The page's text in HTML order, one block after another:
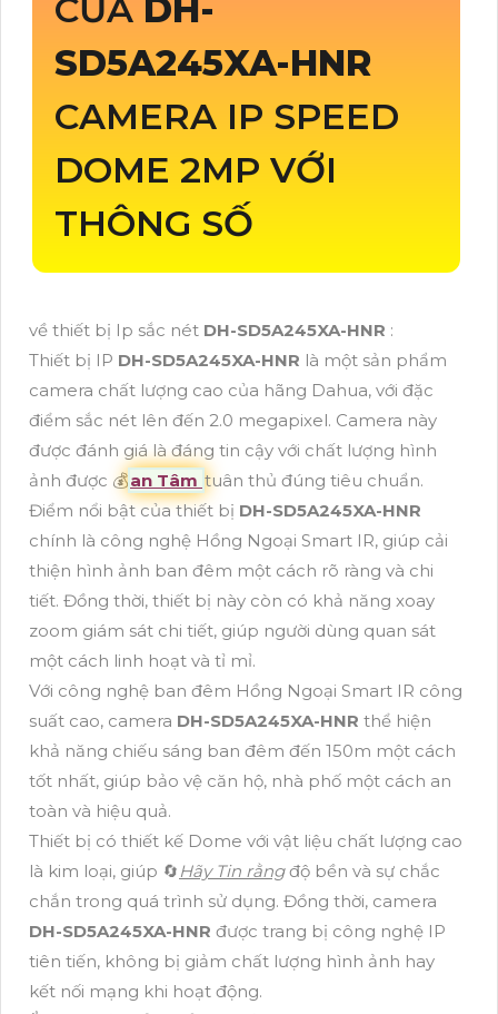
CỦA DH-
SD5A245XA-HNR
CAMERA IP SPEED
DOME 2MP VỚI
THÔNG SỐ
về thiết bị Ip sắc nét DH-SD5A245XA-HNR :
Thiết bị IP DH-SD5A245XA-HNR là một sản phẩm
camera chất lượng cao của hãng Dahua, với đặc
điểm sắc nét lên đến 2.0 megapixel. Camera này
được đánh giá là đáng tin cậy với chất lượng hình
ảnh được 💰an Tâm tuân thủ đúng tiêu chuẩn.
Điểm nổi bật của thiết bị DH-SD5A245XA-HNR
chính là công nghệ Hồng Ngoại Smart IR, giúp cải
thiện hình ảnh ban đêm một cách rõ ràng và chi
tiết. Đồng thời, thiết bị này còn có khả năng xoay
zoom giám sát chi tiết, giúp người dùng quan sát
một cách linh hoạt và tỉ mỉ.
Với công nghệ ban đêm Hồng Ngoại Smart IR công
suất cao, camera DH-SD5A245XA-HNR thể hiện
khả năng chiếu sáng ban đêm đến 150m một cách
tốt nhất, giúp bảo vệ căn hộ, nhà phố một cách an
toàn và hiệu quả.
Thiết bị có thiết kế Dome với vật liệu chất lượng cao
là kim loại, giúp 🔄 Hãy Tin rằngđộ bền và sự chắc
chắn trong quá trình sử dụng. Đồng thời, camera
DH-SD5A245XA-HNR được trang bị công nghệ IP
tiên tiến, không bị giảm chất lượng hình ảnh hay
kết nối mạng khi hoạt động.